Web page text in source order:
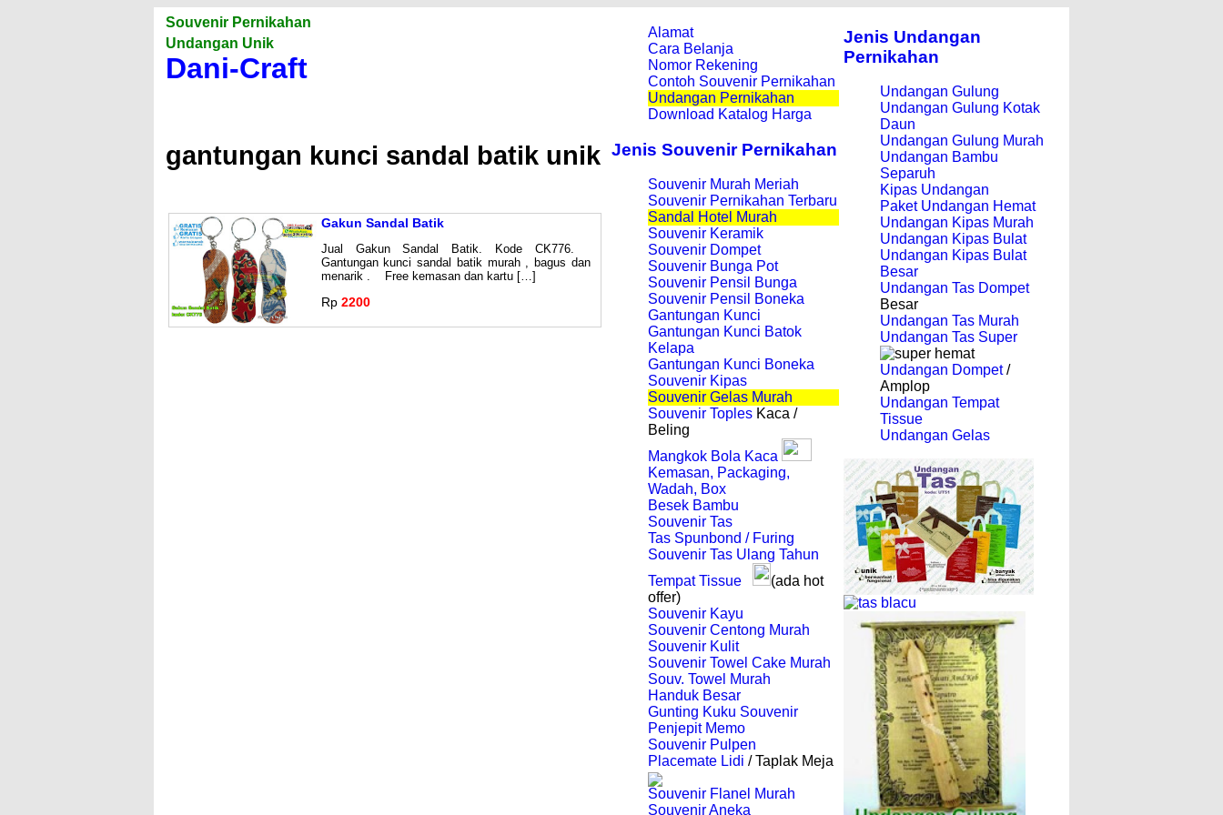
Souvenir Pernikahan
Undangan Unik
Dani-Craft
gantungan kunci sandal batik unik
Gakun Sandal Batik
Jual Gakun Sandal Batik. Kode CK776.
Gantungan kunci sandal batik murah , bagus dan
menarik . Free kemasan dan kartu […]
Rp 2200
Alamat
Cara Belanja
Nomor Rekening
Contoh Souvenir Pernikahan
Undangan Pernikahan
Download Katalog Harga
Jenis Souvenir Pernikahan
Souvenir Murah Meriah
Souvenir Pernikahan Terbaru
Sandal Hotel Murah
Souvenir Keramik
Souvenir Dompet
Souvenir Bunga Pot
Souvenir Pensil Bunga
Souvenir Pensil Boneka
Gantungan Kunci
Gantungan Kunci Batok
Kelapa
Gantungan Kunci Boneka
Souvenir Kipas
Souvenir Gelas Murah
Souvenir Toples Kaca /
Beling
Mangkok Bola Kaca
Kemasan, Packaging,
Wadah, Box
Besek Bambu
Souvenir Tas
Tas Spunbond / Furing
Souvenir Tas Ulang Tahun
Tempat Tissue
(ada hot
offer)
Souvenir Kayu
Souvenir Centong Murah
Souvenir Kulit
Souvenir Towel Cake Murah
Souv. Towel Murah
Handuk Besar
Gunting Kuku Souvenir
Penjepit Memo
Souvenir Pulpen
Placemate Lidi / Taplak Meja
Souvenir Flanel Murah
Souvenir Aneka
Jenis Undangan
Pernikahan
Undangan Gulung
Undangan Gulung Kotak
Daun
Undangan Gulung Murah
Undangan Bambu
Separuh
Kipas Undangan
Paket Undangan Hemat
Undangan Kipas Murah
Undangan Kipas Bulat
Undangan Kipas Bulat
Besar
Undangan Tas Dompet
Besar
Undangan Tas Murah
Undangan Tas Super
Undangan Dompet/
Amplop
Undangan Tempat
Tissue
Undangan Gelas